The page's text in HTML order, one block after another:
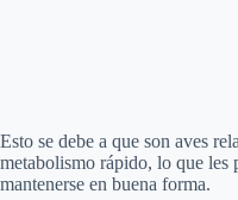
Esto se debe a que son aves
metabolismo rápido, lo que les
mantenerse en buena forma.